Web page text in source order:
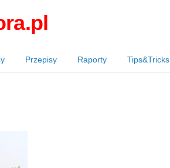
Przepisy Raporty Tips&Tricks